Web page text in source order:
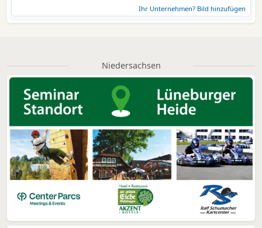
Ihr Unternehmen? Bild hinzufügen
Niedersachsen